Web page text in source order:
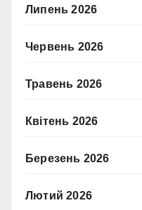
Липень 2026
Червень 2026
Травень 2026
Квітень 2026
Березень 2026
Лютий 2026